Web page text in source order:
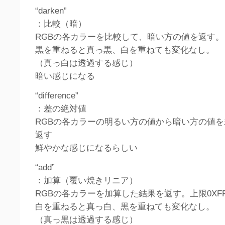
“darken”
：比較（暗）
RGBの各カラーを比較して、暗い方の値を返す。
黒を重ねると真っ黒、白を重ねても変化なし。
（真っ白は透過する感じ）
暗い感じになる
“difference”
：差の絶対値
RGBの各カラーの明るい方の値から暗い方の値
返す
鮮やかな感じになるらしい
“add”
：加算（覆い焼きリニア）
RGBの各カラーを加算した結果を返す。上限
白を重ねると真っ白、黒を重ねても変化なし。
（真っ黒は透過する感じ）